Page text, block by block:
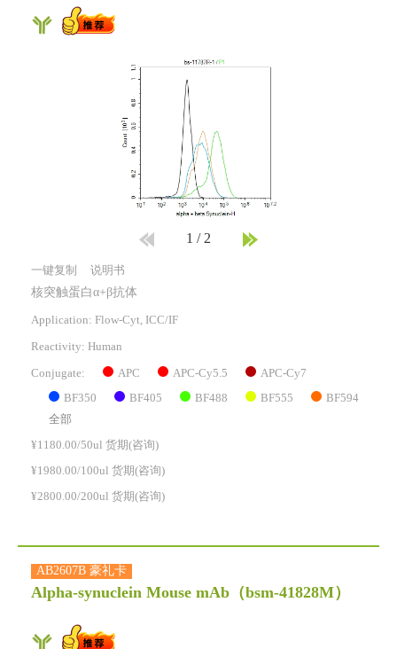
1 /2
一键复制 说明书
核突触蛋白α+β抗体
Application: Flow-Cyt, ICC/IF
Reactivity: Human
Conjugate: APC APC-Cy5.5 APC-Cy7
BF350 BF405 BF488 BF555
BF594
全部
¥1180.00/50ul 货期(咨询)
¥1980.00/100ul 货期(咨询)
¥2800.00/200ul 货期(咨询)
AB2607B 豪礼卡
Alpha-synuclein Mouse mAb （bsm-41828M）